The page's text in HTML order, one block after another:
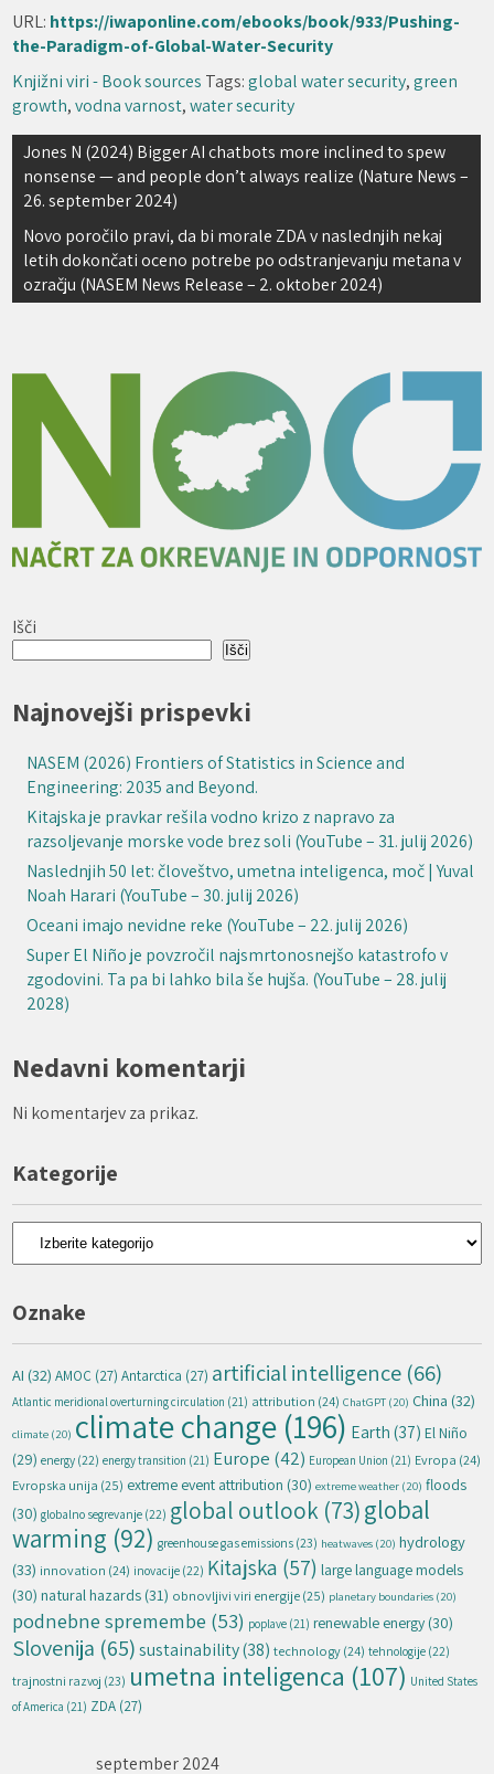
URL: https://iwaponline.com/ebooks/book/933/Pushing-
the-Paradigm-of-Global-Water-Security
Knjižni viri - Book sources Tags:global water security,green
growth,vodna varnost,water security
Navigacija
prispevka
Jones N (2024) Bigger AI chatbots more inclined to spew
nonsense — and people don’t always realize (Nature News –
26. september 2024)
Novo poročilo pravi, da bi morale ZDA v naslednjih nekaj
letih dokončati oceno potrebe po odstranjevanju metana v
ozračju (NASEM News Release – 2. oktober 2024)
Išči
Išči
Najnovejši prispevki
NASEM (2026) Frontiers of Statistics in Science and
Engineering: 2035 and Beyond.
Kitajska je pravkar rešila vodno krizo z napravo za
razsoljevanje morske vode brez soli (YouTube – 31. julij 2026)
Naslednjih 50 let: človeštvo, umetna inteligenca, moč | Yuval
Noah Harari (YouTube – 30. julij 2026)
Oceani imajo nevidne reke (YouTube – 22. julij 2026)
Super El Niño je povzročil najsmrtonosnejšo katastrofo v
zgodovini. Ta pa bi lahko bila še hujša. (YouTube – 28. julij
2028)
Nedavni komentarji
Ni komentarjev za prikaz.
Kategorije
Kategorije
Oznake
AI (32) AMOC (27) Antarctica (27) artificial intelligence (66)
Atlantic meridional overturning circulation (21) attribution (24) ChatGPT (20) China (32)
climate (20) climate change (196) Earth (37) El Niño
(29) energy (22) energy transition (21) Europe (42) European Union (21) Evropa (24)
Evropska unija (25) extreme event attribution (30) extreme weather (20) floods
(30) globalno segrevanje (22) global outlook (73)global
warming (92) greenhouse gas emissions (23) heatwaves (20) hydrology
(33) innovation (24) inovacije (22) Kitajska (57) large language models
(30) natural hazards (31) obnovljivi viri energije(25) planetary boundaries (20)
podnebne spremembe (53) poplave (21) renewable energy (30)
Slovenija (65) sustainability(38) technology(24) tehnologije (22)
trajnostni razvoj (23) umetna inteligenca (107) United States
of America (21) ZDA (27)
september 2024